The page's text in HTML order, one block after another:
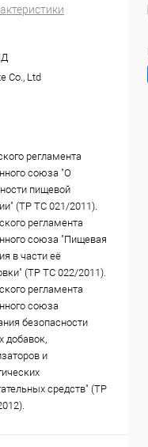
Co., Ltd
регламента
союза "О
пищевой
(ТР ТС 021/2011).
регламента
союза "Пищевая
в части её
(ТР ТС 022/2011).
регламента
союза
безопасности
добавок,
и
средств" (ТР